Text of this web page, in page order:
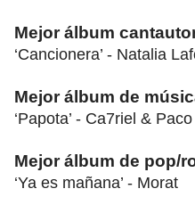
Mejor álbum
‘Cancionera’ - Natalia
Mejor álbum de
‘Papota’ - Ca7riel &
Mejor álbum de pop/
‘Ya es mañana’ - Morat